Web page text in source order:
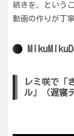
続きを、という
動画の作りが丁
レミ咲で「
ル」（遅寝